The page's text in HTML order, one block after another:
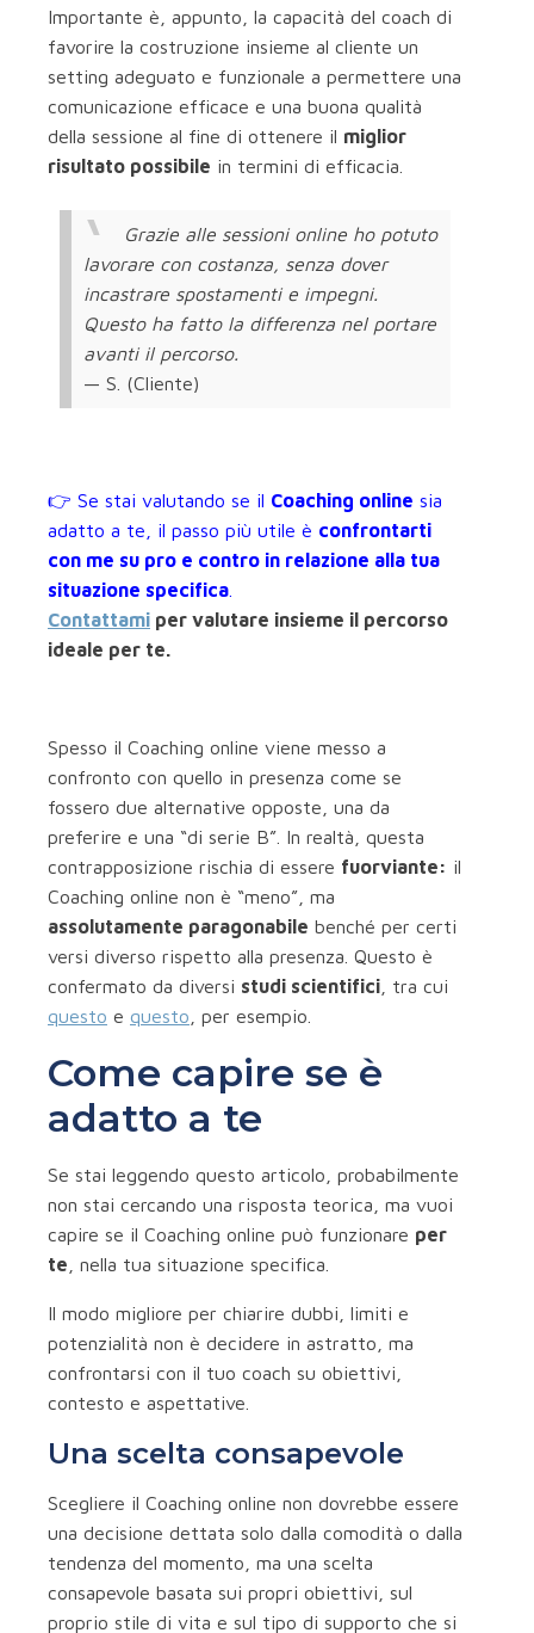
Importante è, appunto, la capacità del coach di
favorire la costruzione insieme al cliente un
setting adeguato e funzionale a permettere una
comunicazione efficace e una buona qualità
della sessione al fine di ottenere il miglior
risultato possibile in termini di efficacia.
Grazie alle sessioni online ho potuto
lavorare con costanza, senza dover
incastrare spostamenti e impegni.
Questo ha fatto la differenza nel portare
avanti il percorso.
— S. (Cliente)
👉 Se stai valutando se il Coaching online sia
adatto a te, il passo più utile è confrontarti
con me su pro e contro in relazione alla tua
situazione specifica
Contattami per valutare insieme il percorso
ideale per te.
Spesso il Coaching online viene messo a
confronto con quello in presenza come se
fossero due alternative opposte, una da
preferire e una “di serie B”. In realtà, questa
contrapposizione rischia di essere fuorviante: il
Coaching online non è “meno”, ma
assolutamente paragonabile benché per certi
versi diverso rispetto alla presenza. Questo è
confermato da diversi studi scientifici , tra cui
questo e questo , per esempio.
Come capire se è
adatto a te
Se stai leggendo questo articolo, probabilmente
non stai cercando una risposta teorica, ma vuoi
capire se il Coaching online può funzionare per
te , nella tua situazione specifica.
Il modo migliore per chiarire dubbi, limiti e
potenzialità non è decidere in astratto, ma
confrontarsi con il tuo coach su obiettivi,
contesto e aspettative.
Una scelta consapevole
Scegliere il Coaching online non dovrebbe essere
una decisione dettata solo dalla comodità o dalla
tendenza del momento, ma una scelta
consapevole basata sui propri obiettivi, sul
proprio stile di vita e sul tipo di supporto che si